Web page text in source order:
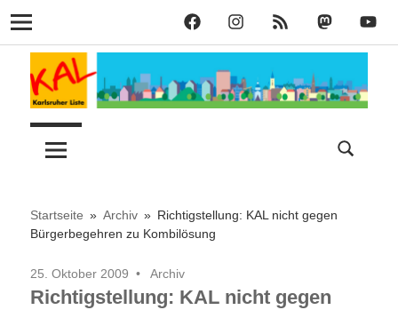
KAL
auf
Facebook
KAL
auf
Instagram
KAL
RSS
KAL
bei
KAL
auf
Navigation
Zum
Inhalt
springen
Karlsruher
–
KAL
Stadt
Startseite Archiv
Richtigstellung: KAL nicht gegen
Bürgerbegehren zu Kombilösung
25. Oktober 2009 Archiv
Richtigstellung: KAL nicht gegen